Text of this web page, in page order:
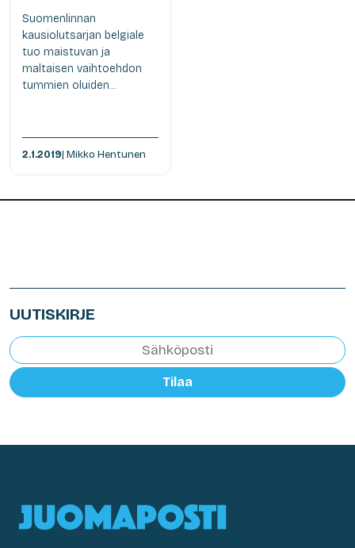
Suomenlinnan
kausiolutsarjan belgiale
tuo maistuvan ja
maltaisen vaihtoehdon
tummien oluiden...
2.1.2019| Mikko Hentunen
UUTISKIRJE
Tilaa